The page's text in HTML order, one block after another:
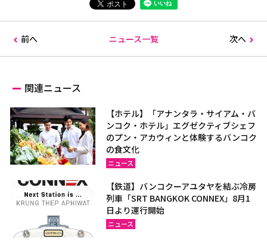
前へ ニュース一覧 次へ
関連ニュース
【ホテル】「アナンタラ・サイアム・バ
ンコク・ホテル」エグゼクティブシェフ
のプン・アカウィンと体験するバンコク
の食文化
ニュース
【鉄道】バンコクーアユタヤを結ぶ冷房
列車「SRT BANGKOK CONNEX」8月1
日より運行開始
ニュース